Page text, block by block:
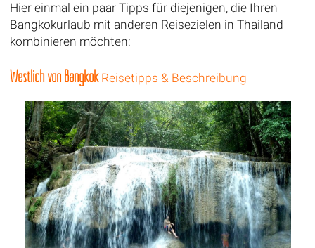
Hier einmal ein paar Tipps für diejenigen, die Ihren
Bangkokurlaub mit anderen Reisezielen in Thailand
kombinieren möchten:
Westlich von Bangkok Reisetipps & Beschreibung